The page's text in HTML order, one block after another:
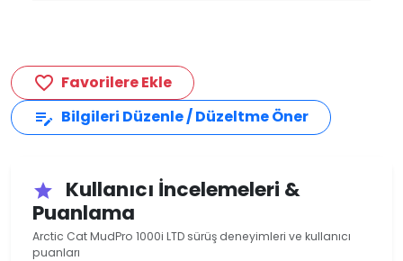
favorite_border Favorilere Ekle
edit_note Bilgileri Düzenle / Düzeltme Öner
star
Kullanıcı İncelemeleri &
Puanlama
Arctic Cat MudPro 1000i LTD sürüş deneyimleri ve kullanıcı
puanları